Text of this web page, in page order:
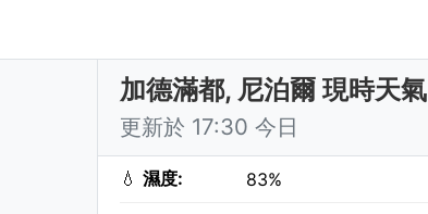
加德滿都, 尼泊爾 現時天氣
更新於 17:30 今日
💧 濕度: 83%